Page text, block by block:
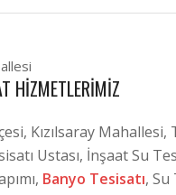
HIZMETLERIMIZ
Kızılsaray
Ustası, İnşaat Su
Banyo Tesisatı, Su